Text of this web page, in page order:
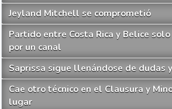
Jeyland Mitchell se comprometió
Partido entre Costa Rica y Belice
por un canal
Saprissa sigue llenándose de dudas
Cae otro técnico en el Clausura y
lugar